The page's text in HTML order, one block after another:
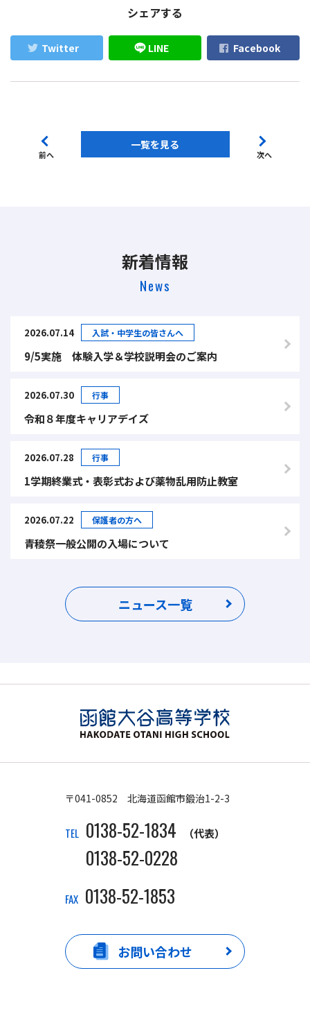
シェアする
Twitter LINE Facebook
前へ
一覧を見る
次へ
新着情報
News
2026.07.14 入試・中学生の皆さんへ
9/5実施 体験入学＆学校説明会のご案内
2026.07.30 行事
令和８年度キャリアデイズ
2026.07.28 行事
1学期終業式・表彰式および薬物乱用防止教室
2026.07.22 保護者の方へ
青稜祭一般公開の入場について
ニュース一覧
〒041-0852 北海道函館市鍛治1-2-3
TEL 0138-52-1834 （代表）
0138-52-0228
FAX 0138-52-1853
お問い合わせ